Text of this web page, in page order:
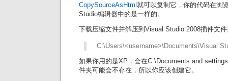
CopySourceAsHtml 就可以复制它，你的代码在浏
Studio编辑器中的是一样的。
下载压缩文件并解压到Visual Studio 2008插件文
C:\Users\<username>\Documents\Visual
如果你用的是XP，会在C:\Documents and
件夹可能会不存在，所以你应该创建它。